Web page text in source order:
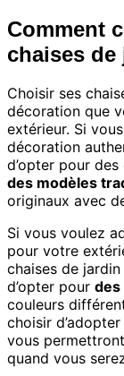
Comment
chaises de
Choisir ses
décoration que
extérieur. Si
décoration
d’opter pour
des modèles
originaux avec
Si vous voulez
pour votre
chaises de
d’opter pour des
couleurs
choisir
vous
quand vous